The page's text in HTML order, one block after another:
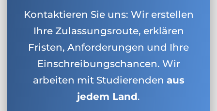
Kontaktieren Sie uns: Wir erstellen
Ihre Zulassungsroute, erklären
Fristen, Anforderungen und Ihre
Einschreibungschancen. Wir
arbeiten mit Studierenden aus
jedem Land.